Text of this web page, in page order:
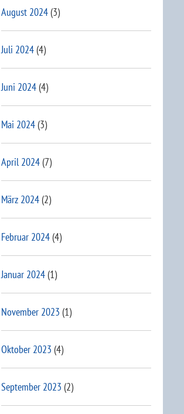
August 2024(3)
Juli 2024(4)
Juni 2024(4)
Mai 2024(3)
April 2024(7)
März 2024(2)
Februar 2024(4)
Januar 2024(1)
November 2023 (1)
Oktober 2023 (4)
September 2023 (2)